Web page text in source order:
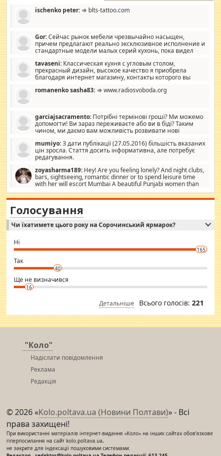
ischenko peter: ⇒ blts-tattoo.com
Gor:Сейчас рынок мебели чрезвычайно насыщен,
причем предлагают реально эксклюзивное исполнение и
стандартные модели малых серий кухонь, пока видел
стандартные формы, в MebelOk, креативненько и что главное -
со вкусом все в порядке, без ненужных наворотов удорожающих
мебель, а это не последний фактор.
tavaseni: Классическая кухня с угловым столом,
прекрасный дизайн, высокое качество я приобрела
благодаря интернет магазину, контакты которого вы
romanenko sasha83: ⇒ www.radiosvoboda.org
garciajsacramento: Потрібні термінові гроші? Ми можемо
допомогти! Ви зараз переживаєте або ви в біді? Таким
чином, ми даємо вам можливість розвивати нові
допомагати людям, які намагаються дати їм шанс. Кожен
заслуговує на другий шанс, і, оскільки влада не зможе, вони
повинні приймати від інших. Для нас нема багато суми, і зрілість
витрат, а тільки узгоджених сум і нічого іншого. Не чекайте і не
коментуйте цей пост. Введіть суму, яку ви хочете подати, і ми
зв'яжемося з вами з усіма варіантами. зв'яжіться з нами
сьогодні на garciajsacramento@gmail.com Вам потрібні термінові
гроші? Ми можемо допомогти!
mumiyo:З дати публікації (27.05.2016) більшість вказаних
цін зросла. Стаття досить інформативна, але потребує
редагування.
zoyasharma189: Hey! Are you feeling lonely? And night clubs,
bars, sightseeing, romantic dinner or to spend leisure time
with her will escort Mumbai A beautiful Punjabi women than
sexy escort companion in arms that you guys feel like 5 star luxury
hotel had to spend the night in their search for loved solitaire free
woman "Love Solitaire" beautiful figure and shapely body shapes.
Independent escort in Mumbai, truthful, friendly and cheerful girl.
WhatsApp via an easily can see the latest pictures of her body and the
want to meet new people. Sakshi Mirchandani health and figure
conscious in order to keep yourself fit and regularly go to the health
club.
⇒ sakshimirchandani.com
Голосування
Чи їхатимете цього року на Сорочинський ярмарок?
Ні
165
Так
40
Ще не визначився
16
Детальніше Всього голосів: 221
"Коло"
Надіслати повідомлення
Реклама
Редакція
© 2026 «Kolo.poltava.ua (Новини Полтави)» - Всі
права захищені!
При використанні матеріалів інтернет-видання «Коло» на інших сайтах обов’язкове
гіперпосилання на сайт kolo.poltava.ua,
не закрите для індексації пошуковими системами.